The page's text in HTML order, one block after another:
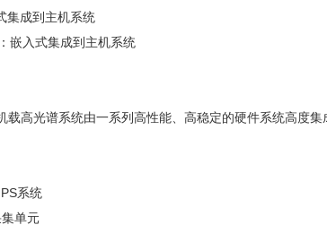
成到主机系统
入式集成到主机系统
光谱系统由一系列高性能、高稳定的硬件系统高度集
系统
单元